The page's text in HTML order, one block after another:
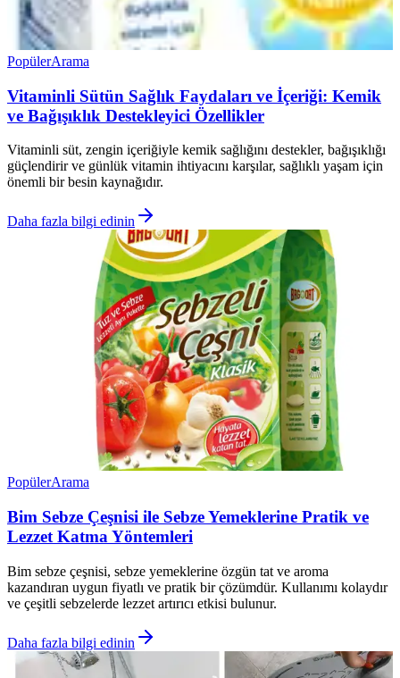
PopülerArama
Vitaminli Sütün Sağlık Faydaları ve İçeriği: Kemik
ve Bağışıklık Destekleyici Özellikler
Vitaminli süt, zengin içeriğiyle kemik sağlığını destekler, bağışıklığı
güçlendirir ve günlük vitamin ihtiyacını karşılar, sağlıklı yaşam için
önemli bir besin kaynağıdır.
Daha fazla bilgi edinin
PopülerArama
Bim Sebze Çeşnisi ile Sebze Yemeklerine Pratik ve
Lezzet Katma Yöntemleri
Bim sebze çeşnisi, sebze yemeklerine özgün tat ve aroma
kazandıran uygun fiyatlı ve pratik bir çözümdür. Kullanımı kolaydır
ve çeşitli sebzelerde lezzet artırıcı etkisi bulunur.
Daha fazla bilgi edinin